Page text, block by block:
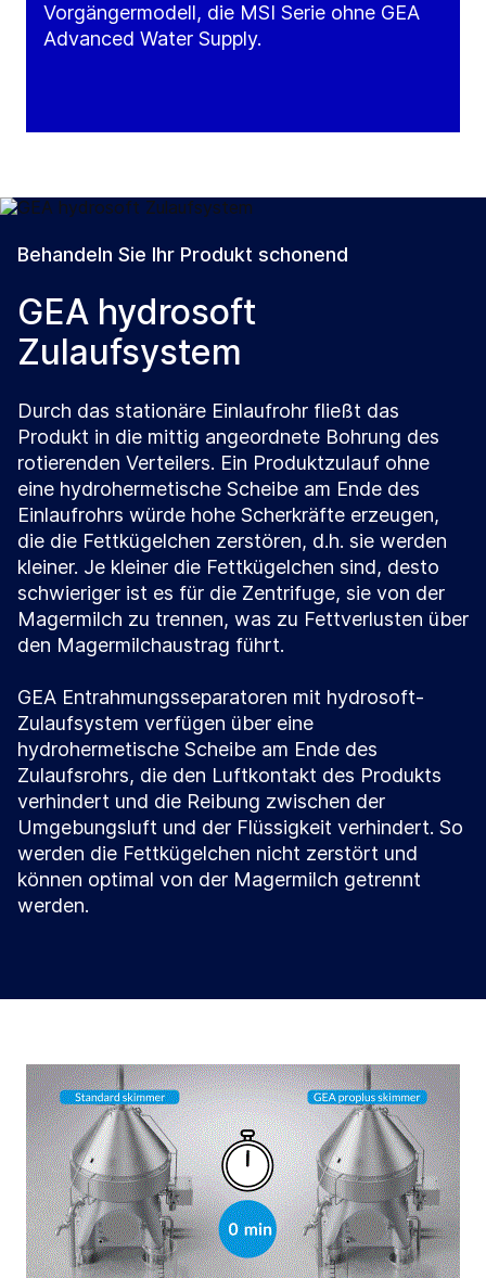
Vorgängermodell, die MSI Serie ohne GEA
Advanced Water Supply.
Behandeln Sie Ihr Produkt schonend
GEA hydrosoft
Zulaufsystem
Durch das stationäre Einlaufrohr fließt das
Produkt in die mittig angeordnete Bohrung des
rotierenden Verteilers. Ein Produktzulauf ohne
eine hydrohermetische Scheibe am Ende des
Einlaufrohrs würde hohe Scherkräfte erzeugen,
die die Fettkügelchen zerstören, d.h. sie werden
kleiner. Je kleiner die Fettkügelchen sind, desto
schwieriger ist es für die Zentrifuge, sie von der
Magermilch zu trennen, was zu Fettverlusten über
den Magermilchaustrag führt.
GEA Entrahmungsseparatoren mit hydrosoft-
Zulaufsystem verfügen über eine
hydrohermetische Scheibe am Ende des
Zulaufsrohrs, die den Luftkontakt des Produkts
verhindert und die Reibung zwischen der
Umgebungsluft und der Flüssigkeit verhindert. So
werden die Fettkügelchen nicht zerstört und
können optimal von der Magermilch getrennt
werden.